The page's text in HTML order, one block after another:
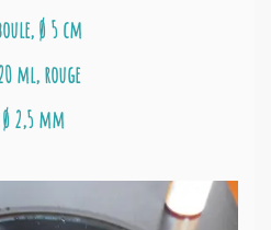
Ø 5 cm
ml, rouge
2,5 mm